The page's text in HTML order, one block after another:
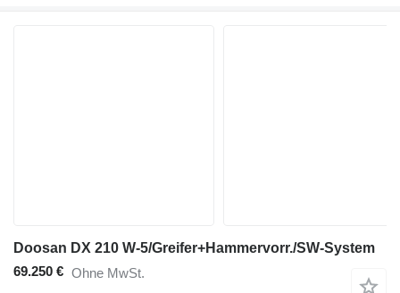
Doosan DX 210 W-5/Greifer+Hammervorr./SW-System
69.250 € Ohne MwSt.